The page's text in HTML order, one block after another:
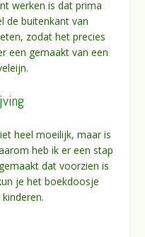
werken is dat prima
de buitenkant van
zodat het precies
een gemaakt van een
heel moeilijk, maar is
heb ik er een stap
dat voorzien is
je het boekdoosje